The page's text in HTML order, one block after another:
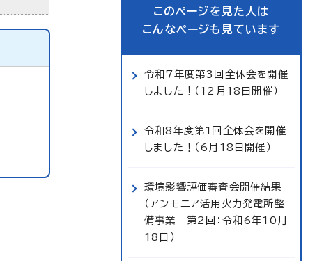
このページを見た人は
こんなページも見ています
令和7年度第3回全体会を開催
しました！（12月18日開催）
令和8年度第1回全体会を開催
しました！（6月18日開催）
環境影響評価審査会開催結果
（アンモニア活用火力発電所整
備事業 第2回：令和6年10月
18日）